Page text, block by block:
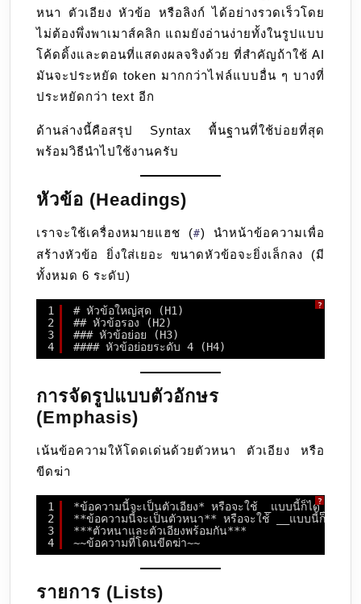
หนา ตัวเอียง หัวข้อ หรือลิงก์ ได้อย่างรวดเร็วโดย
ไม่ต้องพึ่งพาเมาส์คลิก แถมยังอ่านง่ายทั้งในรูปแบบ
โค้ดดิ้งและตอนที่แสดงผลจริงด้วย ที่สำคัญถ้าใช้ AI
มันจะประหยัด token มากกว่าไฟล์แบบอื่น ๆ บางที่
ประหยัดกว่า text อีก
ด้านล่างนี้คือสรุป Syntax พื้นฐานที่ใช้บ่อยที่สุด
พร้อมวิธีนำไปใช้งานครับ
หัวข้อ (Headings)
เราจะใช้เครื่องหมายแฮช (#) นำหน้าข้อความเพื่อ
สร้างหัวข้อ ยิ่งใส่เยอะ ขนาดหัวข้อจะยิ่งเล็กลง (มี
ทั้งหมด 6 ระดับ)
?
1
2
3
4
# หัวข้อใหญ่สุด (H1)
## หัวข้อรอง (H2)
### หัวข้อย่อย (H3)
#### หัวข้อย่อยระดับ 4 (H4)
การจัดรูปแบบตัวอักษร
(Emphasis)
เน้นข้อความให้โดดเด่นด้วยตัวหนา ตัวเอียง หรือ
ขีดฆ่า
?
1
2
3
4
*ข้อความนี้จะเป็นตัวเอียง* หรือจะใช้ _แบบนี้ก็ได้_
**ข้อความนี้จะเป็นตัวหนา** หรือจะใช้ __แบบนี้ก็ได้__
***ตัวหนาและตัวเอียงพร้อมกัน***
~~ข้อความที่โดนขีดฆ่า~~
รายการ (Lists)